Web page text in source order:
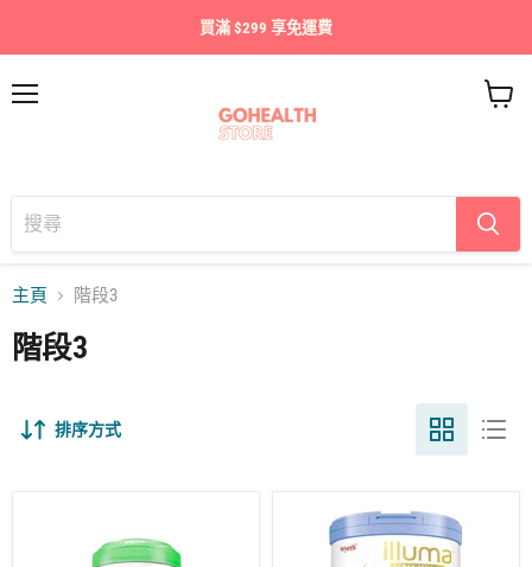
買滿 $299 享免運費
車
主頁 階段3
階段3
排序方式